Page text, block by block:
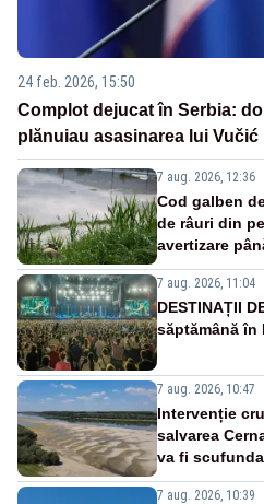
24 feb. 2026, 15:50
Complot dejucat în Serbia:
plănuiau asasinarea lui Vučić
7 aug. 2026, 12:36
Cod galben
de râuri din
avertizare
7 aug. 2026, 11:04
DESTINAȚII
săptămână în
7 aug. 2026, 10:47
Intervenție
salvarea
va fi
7 aug. 2026, 10:39